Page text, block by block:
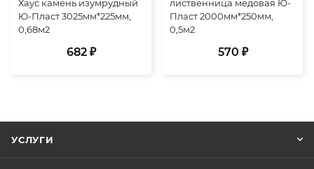
Хаус камень изумрудный
Ю-Пласт 3025мм*225мм,
0,68м2
682 ₽
лиственница медовая Ю-
Пласт 2000мм*250мм,
0,5м2
570 ₽
УСЛУГИ